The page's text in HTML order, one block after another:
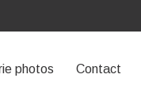
photos Contact